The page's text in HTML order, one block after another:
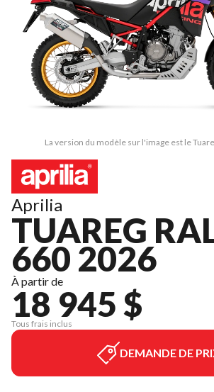
La version du modèle sur l'image est le
Aprilia
TUAREG
660 2026
À partir de
18 945 $
Tous frais inclus
DEMANDE DE